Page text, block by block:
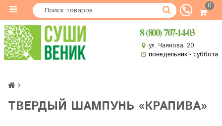
0
8 (800) 707-14-03
ул. Чаянова, 20
понедельник - суббота
ТВЕРДЫЙ ШАМПУНЬ «КРАПИВА»